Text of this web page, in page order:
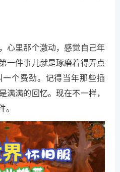
心里那个激动，感觉自己年
一件事儿就是琢磨着得弄点
个费劲。记得当年那些插
满满的回忆。现在不一样，